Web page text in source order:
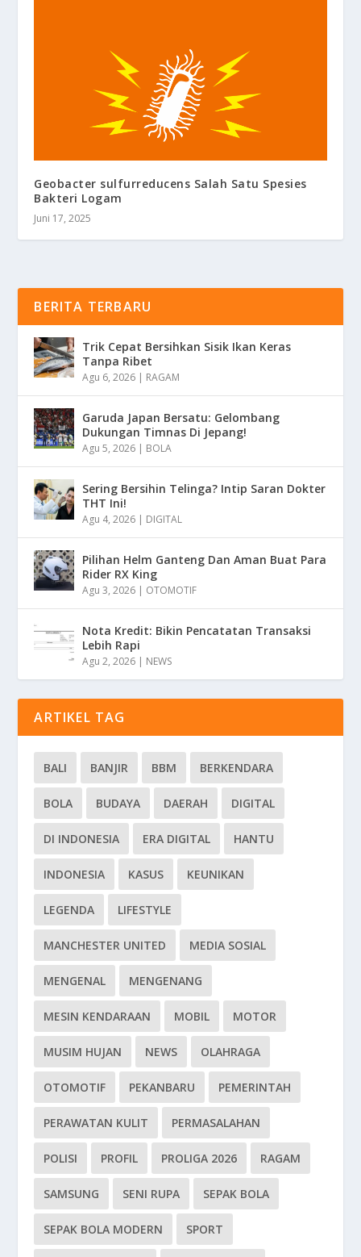
Geobacter sulfurreducens Salah Satu Spesies
Bakteri Logam
Juni 17, 2025
BERITA TERBARU
Trik Cepat Bersihkan Sisik Ikan Keras
Tanpa Ribet
Agu 6, 2026 | RAGAM
Garuda Japan Bersatu: Gelombang
Dukungan Timnas Di Jepang!
Agu 5, 2026 | BOLA
Sering Bersihin Telinga? Intip Saran Dokter
THT Ini!
Agu 4, 2026 | DIGITAL
Pilihan Helm Ganteng Dan Aman Buat Para
Rider RX King
Agu 3, 2026 | OTOMOTIF
Nota Kredit: Bikin Pencatatan Transaksi
Lebih Rapi
Agu 2, 2026 | NEWS
ARTIKEL TAG
BALI BANJIR BBM BERKENDARA
BOLA BUDAYA DAERAH DIGITAL
DI INDONESIA ERA DIGITAL HANTU
INDONESIA KASUS KEUNIKAN
LEGENDA LIFESTYLE
MANCHESTER UNITED MEDIA SOSIAL
MENGENAL MENGENANG
MESIN KENDARAAN MOBIL MOTOR
MUSIM HUJAN NEWS OLAHRAGA
OTOMOTIF PEKANBARU PEMERINTAH
PERAWATAN KULIT PERMASALAHAN
POLISI PROFIL PROLIGA 2026 RAGAM
SAMSUNG SENI RUPA SEPAK BOLA
SEPAK BOLA MODERN SPORT